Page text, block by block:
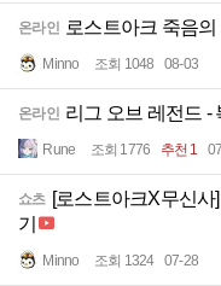
온라인 로스트아크 죽음
Minno 조회 1048 08-03
온라인 리그 오브 레전드 -
Rune 조회 1776 추천 1
쇼츠 [로스트아크X무신사
기
Minno 조회 1324 07-28